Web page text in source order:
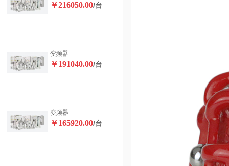
￥216050.00/台
变频器
￥191040.00/台
变频器
￥165920.00/台